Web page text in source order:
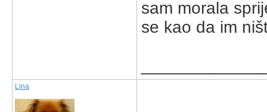
sam morala
se kao da im
Lina